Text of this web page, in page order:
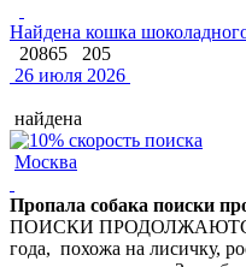
Найдена кошка
20865
205
26 июля 2026
найдена
Москва
Пропала собака поиски
ПОИСКИ ПРОДОЛЖАЮТСЯ
года, похожа на лисичку,